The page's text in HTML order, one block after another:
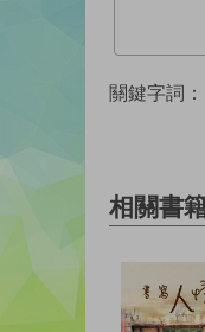
關鍵字詞：
相關書